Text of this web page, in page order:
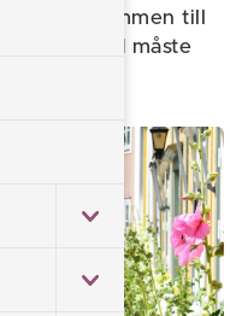
Välkommen till
måste